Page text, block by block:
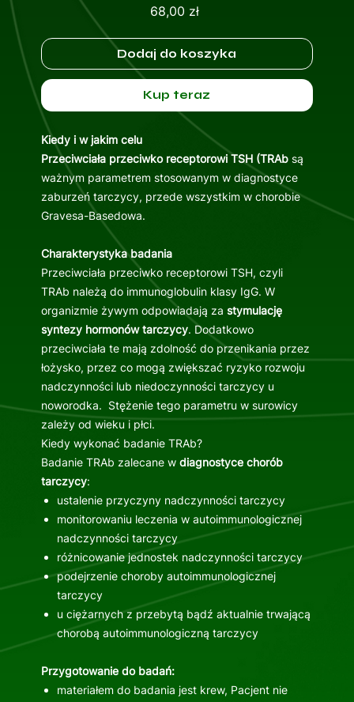
68,00 złCena
Dodaj do koszyka
Kup teraz
Kiedy i w jakim celu
Przeciwciała przeciwko receptorowi TSH (TRAbsą
ważnym parametrem stosowanym w diagnostyce
zaburzeń tarczycy, przede wszystkim w chorobie
Gravesa-Basedowa.
Charakterystyka badania
Przeciwciała przeciwko receptorowi TSH, czyli
TRAb należą do immunoglobulin klasy IgG. W
organizmie żywym odpowiadają za stymulację
syntezy hormonów tarczycy. Dodatkowo
przeciwciała te mają zdolność do przenikania przez
łożysko, przez co mogą zwiększać ryzyko rozwoju
nadczynności lub niedoczynności tarczycy u
noworodka. Stężenie tego parametru w surowicy
zależy od wieku i płci.
Kiedy wykonać badanie TRAb?
Badanie TRAb zalecane w diagnostyce chorób
tarczycy:
ustalenie przyczyny nadczynności tarczycy
monitorowaniu leczenia w autoimmunologicznej
nadczynności tarczycy
różnicowanie jednostek nadczynności tarczycy
podejrzenie choroby autoimmunologicznej
tarczycy
u ciężarnych z przebytą bądź aktualnie trwającą
chorobą autoimmunologiczną tarczycy
Przygotowanie do badań:
materiałem do badania jest krew, Pacjent nie